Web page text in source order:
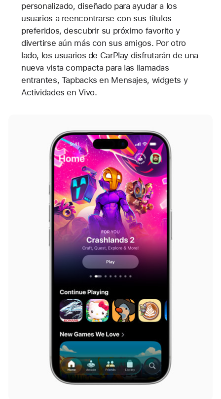
personalizado, diseñado para ayudar a los
usuarios a reencontrarse con sus títulos
preferidos, descubrir su próximo favorito y
divertirse aún más con sus amigos. Por otro
lado, los usuarios de CarPlay disfrutarán de una
nueva vista compacta para las llamadas
entrantes, Tapbacks en Mensajes, widgets y
Actividades en Vivo.